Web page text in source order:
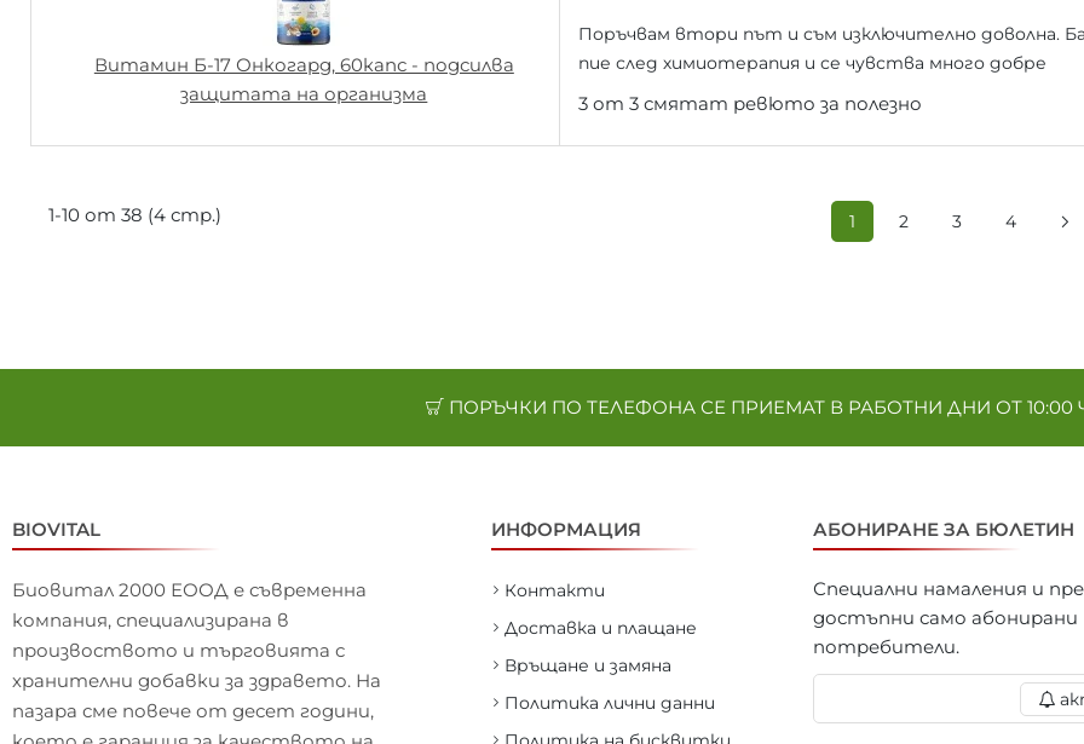
Витамин Б-17 Онкогард, 60капс - подсилва
защитата на организма
Поръчвам втори път и съм изключително доволна.
пие след химиотерапия и се чувства много добре
3 от 3 смятат ревюто за полезно
1-10 от 38 (4 стр.) 1 2 3 4
ПОРЪЧКИ ПО ТЕЛЕФОНА СЕ ПРИЕМАТ В РАБОТНИ ДНИ ОТ 10:00
BIOVITAL
Биовитал 2000 ЕООД е съвременна
компания, специализирана в
произвоството и търговията с
хранителни добавки за здравето. На
пазара сме повече от десет години,
ИНФОРМАЦИЯ
Контакти
Доставка и плащане
Връщане и замяна
Политика лични данни
АБОНИРАНЕ ЗА БЮЛЕТИН
Специални намаления и
достъпни само абонирани
потребители.